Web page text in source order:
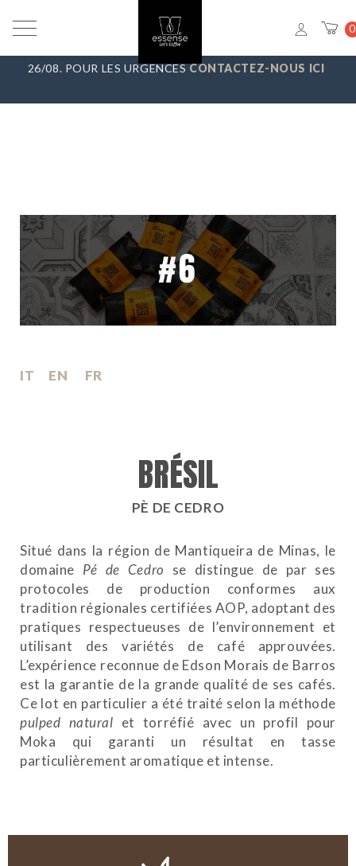
0
IT EN FR
BRÉSIL
PÈ DE CEDRO
Situé dans la région de Mantiqueira de Minas, le
domaine Pé de Cedro se distingue de par ses
protocoles de production conformes aux
tradition régionales certifiées AOP, adoptant des
pratiques respectueuses de l’environnement et
utilisant des variétés de café approuvées.
L’expérience reconnue de Edson Morais de Barros
est la garantie de la grande qualité de ses cafés.
Ce lot en particulier a été traité selon la méthode
pulped natural et torréfié avec un profil pour
Moka qui garanti un résultat en tasse
particulièrement aromatique et intense.
VACANCES D’ÉTÉ
_ NOUS FAISONS UNE PAUSE DU 7/08 AU
23/08, TOUTES LES COMMANDES SERONT EXPÉDIÉES LE
26/08. POUR LES URGENCESCONTACTEZ-NOUS ICI